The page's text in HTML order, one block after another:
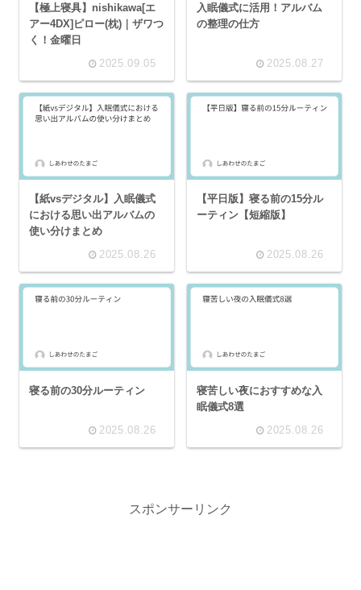
【極上寝具】nishikawa[エ
アー4DX]ピロー(枕)｜ザワつ
く！金曜日
2025.09.05
入眠儀式に活用！アルバム
の整理の仕方
2025.08.27
【紙vsデジタル】入眠儀式
における思い出アルバムの
使い分けまとめ
2025.08.26
【平日版】寝る前の15分ル
ーティン【短縮版】
2025.08.26
寝る前の30分ルーティン
2025.08.26
寝苦しい夜におすすめな入
眠儀式8選
2025.08.26
スポンサーリンク